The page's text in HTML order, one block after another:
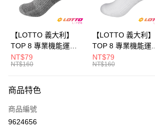
悠遊付
ATM付款
付款後全家取貨
每筆NT$80，滿NT$1,500(含以上)免運費
付款後萊爾富取貨
【LOTTO 義大利】
TOP 8 專業機能運動
襪-加大款(灰藍-
LT9CMW8308)
NT$79
NT$160
【LOTTO 義大利】
TOP 8 專業機能運動
襪-加大款(白/黑-
LT9CMW8309)
NT$79
NT$160
商品特色
商品編號
9624656